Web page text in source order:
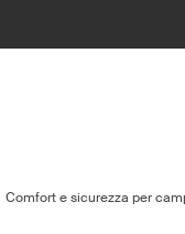
Comfort e sicurezza per